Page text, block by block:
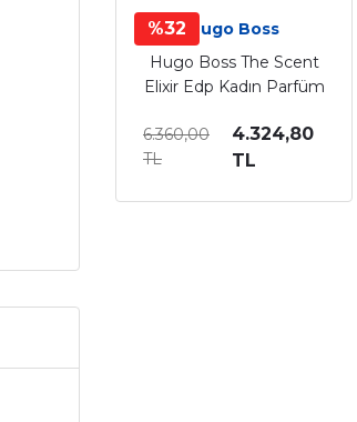
%32
Hugo Boss
Hugo Boss The Scent
Elixir Edp Kadın Parfüm
6.360,00
TL
4.324,80
TL